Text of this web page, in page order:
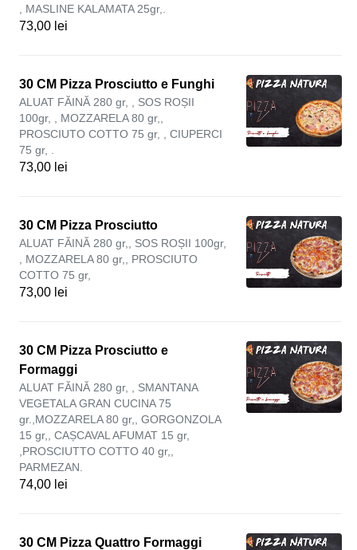
, MASLINE KALAMATA 25gr,.
73,00 lei
30 CM Pizza Prosciutto e Funghi
ALUAT FĂINĂ 280 gr, , SOS ROȘII
100gr, , MOZZARELA 80 gr,,
PROSCIUTO COTTO 75 gr, , CIUPERCI
75 gr, .
73,00 lei
30 CM Pizza Prosciutto
ALUAT FĂINĂ 280 gr,, SOS ROȘII 100gr,
, MOZZARELA 80 gr,, PROSCIUTO
COTTO 75 gr,
73,00 lei
30 CM Pizza Prosciutto e
Formaggi
ALUAT FĂINĂ 280 gr, , SMANTANA
VEGETALA GRAN CUCINA 75
gr.,MOZZARELA 80 gr,, GORGONZOLA
15 gr,, CAȘCAVAL AFUMAT 15 gr,
,PROSCIUTTO COTTO 40 gr,,
PARMEZAN.
74,00 lei
30 CM Pizza Quattro Formaggi